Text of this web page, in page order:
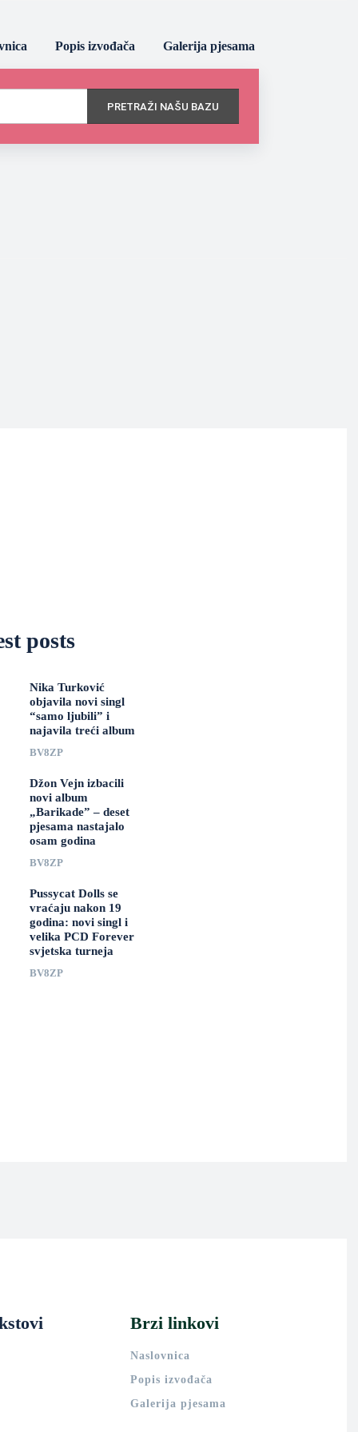
Popis izvođača Galerija pjesama
PRETRAŽI NAŠU BAZU
posts
Nika Turković
objavila novi singl
“samo ljubili” i
najavila treći album
BV8ZP
Džon Vejn izbacili
novi album
„Barikade” – deset
pjesama nastajalo
osam godina
BV8ZP
Pussycat Dolls se
vraćaju nakon 19
godina: novi singl i
velika PCD Forever
svjetska turneja
BV8ZP
Brzi linkovi
Naslovnica
Popis izvođača
Galerija pjesama